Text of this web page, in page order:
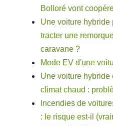
Bolloré vont
Une voiture hybride
tracter une
caravane ?
Mode EV d'une
Une voiture hybride
climat chaud :
Incendies de
: le risque est-il